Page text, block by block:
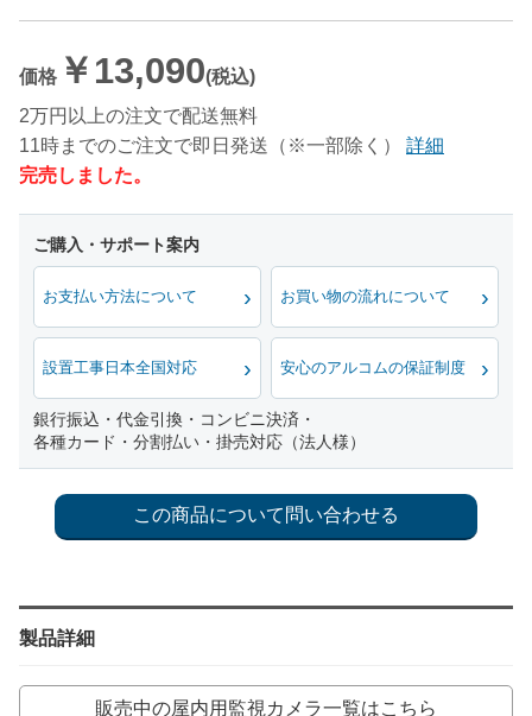
価格 ￥13,090(税込)
2万円以上の注文で配送無料
11時までのご注文で即日発送（※一部除く）
詳細
完売しました。
お支払い方法について お買い物の流れについて
設置工事日本全国対応 安心のアルコムの保証制度
銀行振込・代金引換・コンビニ決済・
各種カード・分割払い・掛売対応（法人様）
製品詳細
販売中の屋内用監視カメラ一覧はこちら